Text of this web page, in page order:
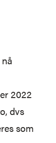
2022
dvs
som